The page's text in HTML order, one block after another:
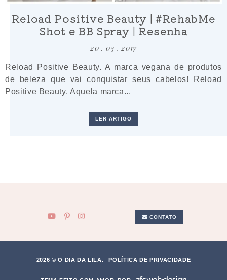
Reload Positive Beauty | #RehabMe
Shot e BB Spray | Resenha
20 . 03 . 2017
Reload Positive Beauty. A marca vegana de produtos
de beleza que vai conquistar seus cabelos! Reload
Positive Beauty. Aquela marca...
LER ARTIGO
CONTATO
2026 © O DIA DA LILA. POLÍTICA DE PRIVACIDADE